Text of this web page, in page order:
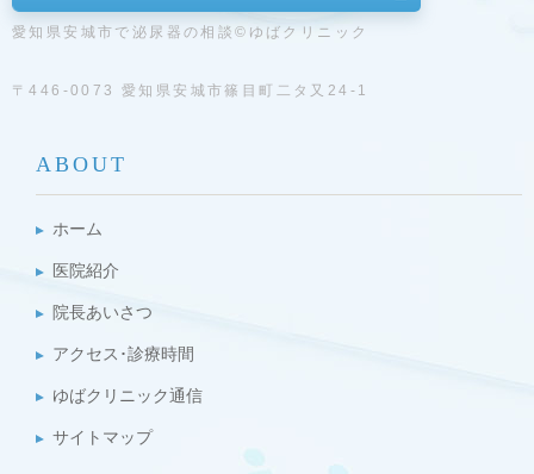
愛知県安城市で泌尿器の相談©ゆばクリニック
〒446-0073 愛知県安城市篠目町二タ又24-1
ABOUT
ホーム
医院紹介
院長あいさつ
アクセス･診療時間
ゆばクリニック通信
サイトマップ